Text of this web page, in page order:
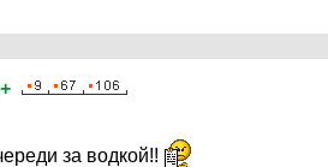
за водкой!!